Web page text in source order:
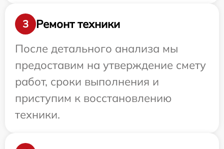
3
Ремонт техники
После детального анализа мы
предоставим на утверждение смету
работ, сроки выполнения и
приступим к восстановлению
техники.